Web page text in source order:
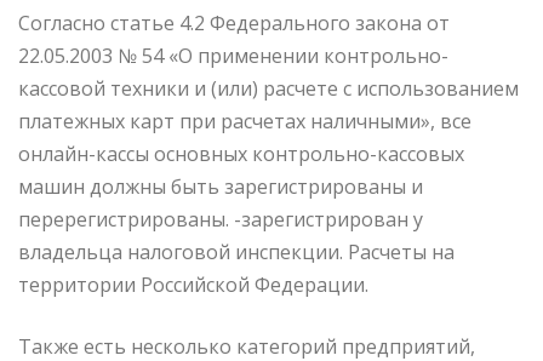
Согласно статье 4.2 Федерального закона от
22.05.2003 № 54 «О применении контрольно-
кассовой техники и (или) расчете с использованием
платежных карт при расчетах наличными», все
онлайн-кассы основных контрольно-кассовых
машин должны быть зарегистрированы и
перерегистрированы. -зарегистрирован у
владельца налоговой инспекции. Расчеты на
территории Российской Федерации.
Также есть несколько категорий предприятий,